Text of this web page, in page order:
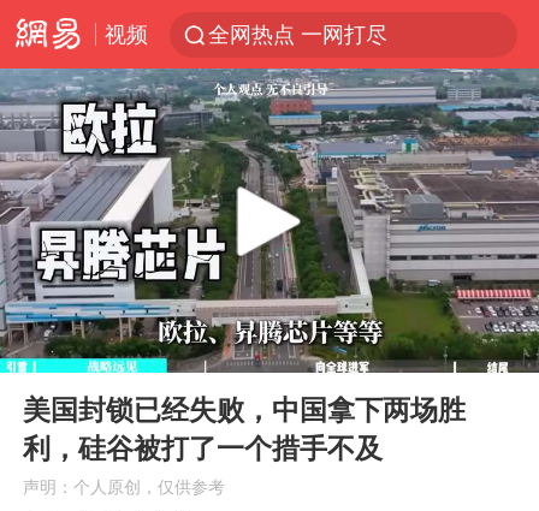
视频 全网热点 一网打尽
Play
00:00 08:10
美国封锁已经失败，中国拿下两场胜
利，硅谷被打了一个措手不及
声明：个人原创，仅供参考